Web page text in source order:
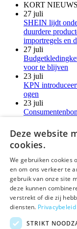
KORT NIEUWS
27 juli
SHEIN lijdt
duurdere
importregels en
27 juli
voor te blijven
23 juli
KPN
ogen
23 juli
LG-monitoren
deLex
©Uitgeverij
Bezoekadres
Korte
Deze website
cookies.
We gebruiken cookies
en om ons verkeer te
gebruik van onze site
deze kunnen
verstrekt of die zij
diensten. Privacybeleid
STRIKT